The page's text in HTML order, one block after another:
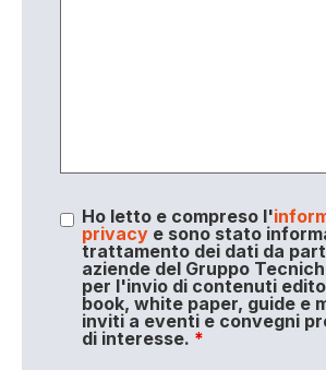
Ho letto e compreso l'
privacye sono stato
trattamento dei dati da
aziende del Gruppo
per l'invio di contenuti
book, white paper, guide e
inviti a eventi e convegni
di interesse. *